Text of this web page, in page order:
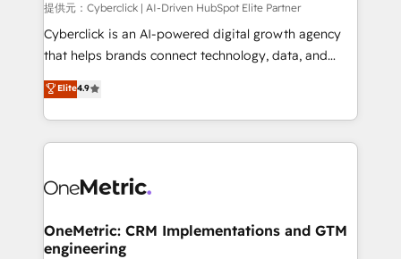
提供元：Cyberclick | AI-Driven HubSpot Elite Partner
Cyberclick is an AI-powered digital growth agency
that helps brands connect technology, data, and
creativity to achieve measurable results. Founded in
Barcelona and operating across Spain, LATAM, and
the UK, we support global companies in building
smarter marketing, sales, and customer success
Iberia (Spain & Portugal), we combine human insight
growth. Our multidisciplinary team designs solutions
that simplify complexity, boost performance, and
Elite4.9
OneMetric: CRM Implementations and GTM
engineering